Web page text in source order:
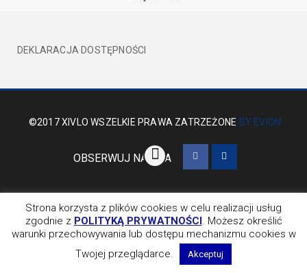
DEKLARACJA DOSTĘPNOŚCI
©2017 XIVLO WSZELKIE PRAWA ZATRZEŻONE BY EVION
OBSERWUJ NAS NA
Strona korzysta z plików cookies w celu realizacji usług
zgodnie z POLITYKĄ PRYWATNOŚCI. Możesz określić
warunki przechowywania lub dostępu mechanizmu cookies w
Twojej przeglądarce.
Akceptuj